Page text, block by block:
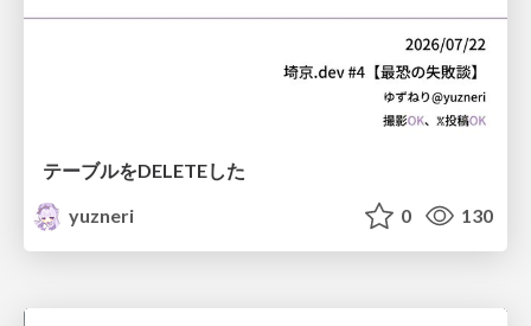
テーブルをDELETEした
yuzneri
0 130